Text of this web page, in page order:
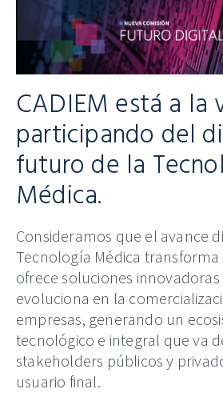
CADIEM está a la
participando del
futuro de la
Médica.
Consideramos que el avance
Tecnología Médica transforma
ofrece soluciones innovadoras
evoluciona en la
empresas, generando un
tecnológico e integral que va
stakeholders públicos y
usuario final.